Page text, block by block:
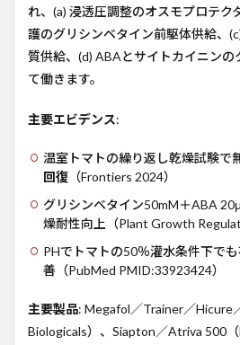
別の
処方
設計
育
定植
4.2
栄養
成長
期
（乾
燥イ
ベン
ト
4.3
れ、(a) 浸透圧調整のオスモプロテク
護のグリシンベタイン前駆体供給、
質供給、(d) ABAとサイトカイニン
て働きます。
主要エビデンス:
温室トマトの繰り返し乾燥試験で
回復 （Frontiers 2024）
グリシンベタイン50mM＋ABA
燥耐性向上（Plant Growth
PHでトマトの50％灌水条件下で
善（PubMed PMID:33923424）
主要製品: Megafol／Trainer／Hicure
Biologicals）、Siapton／Atriva 500（